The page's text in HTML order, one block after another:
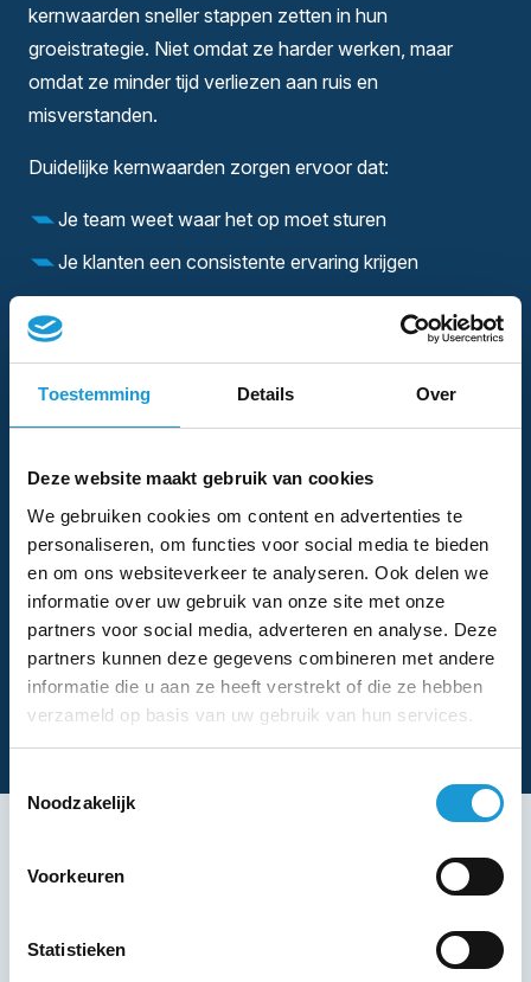
Toestemming Details Over
Deze website maakt gebruik van cookies
We gebruiken cookies om content en advertenties te
personaliseren, om functies voor social media te bieden
en om ons websiteverkeer te analyseren. Ook delen we
informatie over uw gebruik van onze site met onze
partners voor social media, adverteren en analyse. Deze
partners kunnen deze gegevens combineren met andere
informatie die u aan ze heeft verstrekt of die ze hebben
verzameld op basis van uw gebruik van hun services.
Noodzakelijk
Voorkeuren
Statistieken
kernwaarden sneller stappen zetten in hun
groeistrategie. Niet omdat ze harder werken, maar
omdat ze minder tijd verliezen aan ruis en
misverstanden.
Duidelijke kernwaarden zorgen ervoor dat:
Je team weet waar het op moet sturen
Je klanten een consistente ervaring krijgen
Of je nu werkt aan je bedrijfsstrategie of je commerciële
aanpak, zonder duidelijke basis wordt het altijd lastig om
door te pakken.